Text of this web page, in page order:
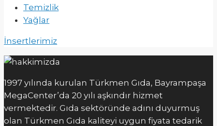
Temizlik
Yağlar
İnsertlerimiz
1997 yılında kurulan Türkmen Gıda, Bayrampaşa
MegaCenter’da 20 yılı aşkındır hizmet
vermektedir. Gıda sektöründe adını duyurmuş
olan Türkmen Gıda kaliteyi uygun fiyata tedarik